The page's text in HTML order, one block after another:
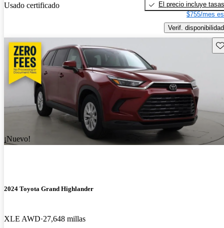
Usado certificado
El precio incluye tasas
$755/mes
Verif. disponibilidad
¡Nuevo!
2024 Toyota Grand Highlander
XLE AWD 27,648 millas